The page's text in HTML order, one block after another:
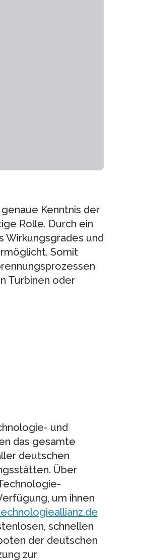
Kenntnis der
Rolle. Durch ein
Wirkungsgrades und
Somit
Turbinen oder
und
das gesamte
deutschen
Über
um ihnen
schnellen
der deutschen
zur